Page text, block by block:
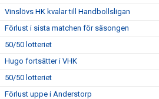
Vinslövs HK kvalar till Handbollsligan
Förlust i sista matchen för säsongen
50/50 lotteriet
Hugo fortsätter i VHK
50/50 lotteriet
Förlust uppe i Anderstorp